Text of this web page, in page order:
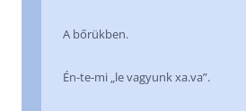
A bőrükben.
Én-te-mi „le vagyunk xa.va”.